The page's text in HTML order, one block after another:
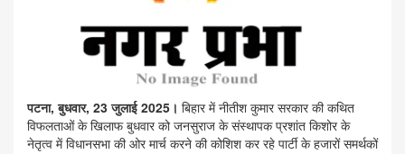
पटना, बुधवार, 23 जुलाई 2025। बिहार में नीतीश कुमार सरकार की कथित
विफलताओं के खिलाफ बुधवार को जनसुराज के संस्थापक प्रशांत किशोर के
नेतृत्व में विधानसभा की ओर मार्च करने की कोशिश कर रहे पार्टी के हजारों समर्थकों